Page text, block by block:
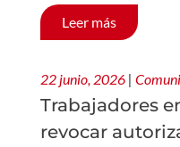
Leer más
22 junio, 2026 |
Trabajadores
revocar